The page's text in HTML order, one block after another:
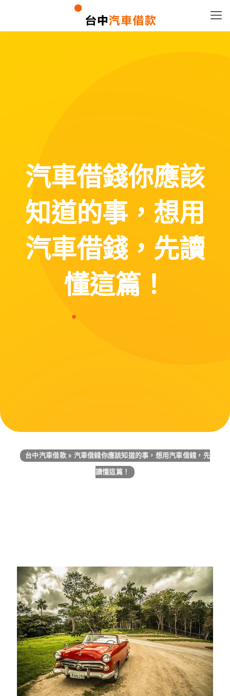
汽車借錢你應該
知道的事，想用
汽車借錢，先讀
懂這篇！
台中汽車借款 » 汽車借錢你應該知道的事，想用汽車借錢，先
讀懂這篇！